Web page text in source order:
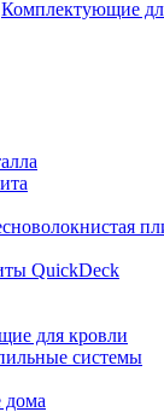
Комплектующие
QuickDeck
для кровли
системы